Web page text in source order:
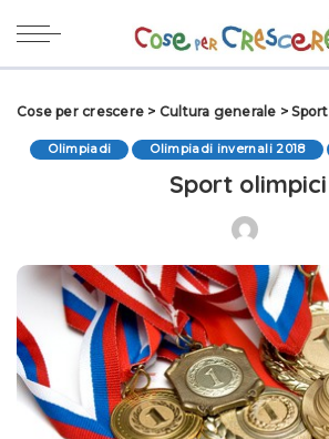
Cose per crescere > Cultura generale >Sport
Olimpiadi Olimpiadi invernali 2018
Sport olimpici